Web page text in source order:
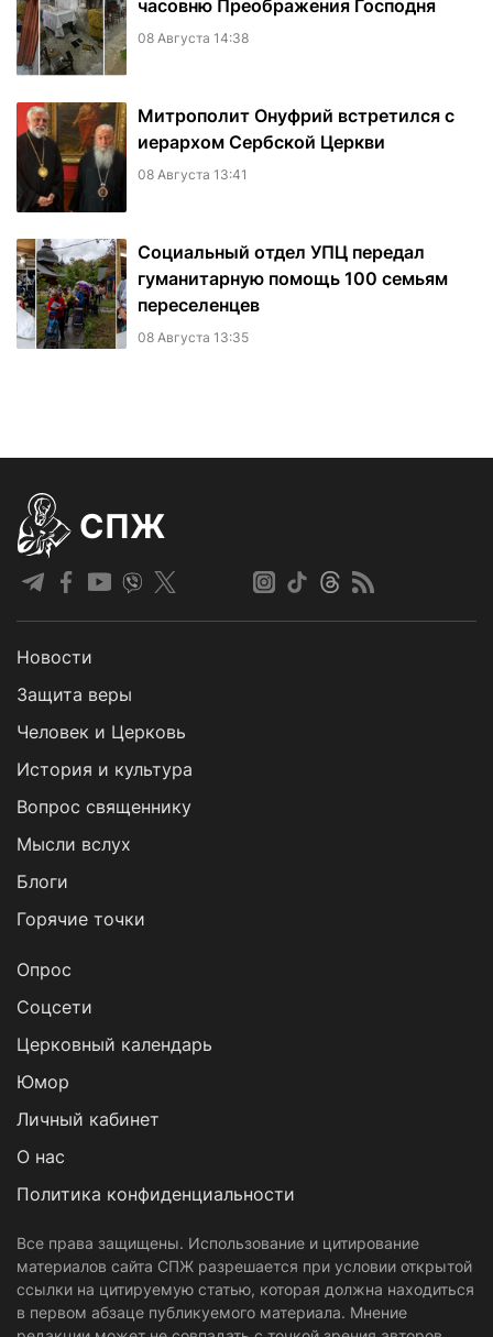
часовню Преображения Господня
08 Августа 14:38
Митрополит Онуфрий встретился с
иерархом Сербской Церкви
08 Августа 13:41
Социальный отдел УПЦ передал
гуманитарную помощь 100 семьям
переселенцев
08 Августа 13:35
СПЖ
Новости
Защита веры
Человек и Церковь
История и культура
Вопрос священнику
Мысли вслух
Блоги
Горячие точки
Опрос
Cоцсети
Церковный календарь
Юмор
Личный кабинет
О нас
Политика конфиденциальности
Все права защищены. Использование и цитирование
материалов сайта СПЖ разрешается при условии открытой
ссылки на цитируемую статью, которая должна находиться
в первом абзаце публикуемого материала. Мнение